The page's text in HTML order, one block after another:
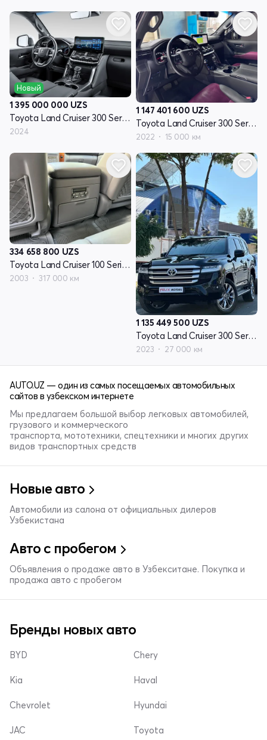
Новый
1 395 000 000 UZS
Toyota Land Cruiser 300 Series
2024
1 147 401 600 UZS
Toyota Land Cruiser 300 Series
2022 15 000 км
334 658 800 UZS
Toyota Land Cruiser 100 Series рестайлинг 1
2003 317 000 км
1 135 449 500 UZS
Toyota Land Cruiser 300 Series
2023 27 000 км
AUTO.UZ — один из самых посещаемых автомобильных
сайтов в узбекском интернете
Мы предлагаем большой выбор легковых автомобилей,
грузового и коммерческого
транспорта, мототехники, спецтехники и многих других
видов транспортных средств
Новые авто
Автомобили из салона от официальных дилеров
Узбекистана
Авто с пробегом
Объявления о продаже авто в Узбекситане. Покупка и
продажа авто с пробегом
Бренды новых авто
BYD
Kia
Chevrolet
Chery
Haval
Hyundai
JAC Toyota